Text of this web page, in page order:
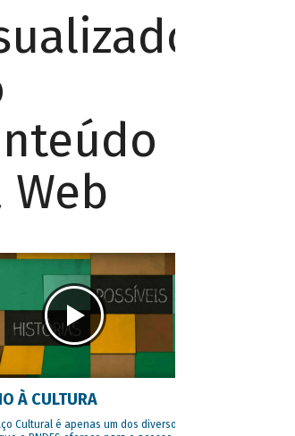
Web
À CULTURA
Cultural é apenas um dos diversos